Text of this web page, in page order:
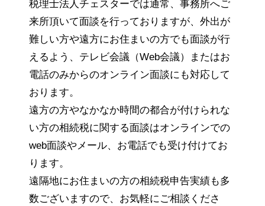
税理士法人チェスターでは通常、事務所へご
来所頂いて面談を行っておりますが、外出が
難しい方や遠方にお住まいの方でも面談が行
えるよう、テレビ会議（Web会議）またはお
電話のみからのオンライン面談にも対応して
おります。
遠方の方やなかなか時間の都合が付けられな
い方の相続税に関する面談はオンラインでの
web面談やメール、お電話でも受け付けてお
ります。
遠隔地にお住まいの方の相続税申告実績も多
数ございますので、お気軽にご相談くださ